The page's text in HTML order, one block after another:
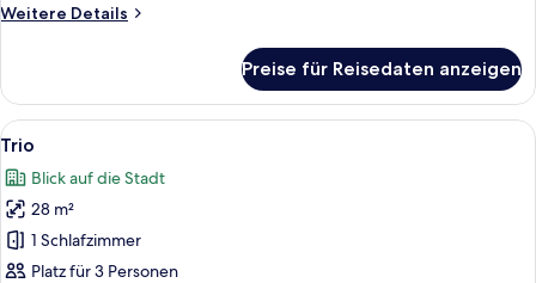
Weitere Details
Weitere
oder
Zweibettzimmer
Preise für Reisedaten anzeigen
Alle
Fotos
für
Trio
anzeigen
Ein Hotelzimmer mit zwei Betten,
17
Trio
Blick auf die Stadt
28 m²
1 Schlafzimmer
Platz für 3 Personen